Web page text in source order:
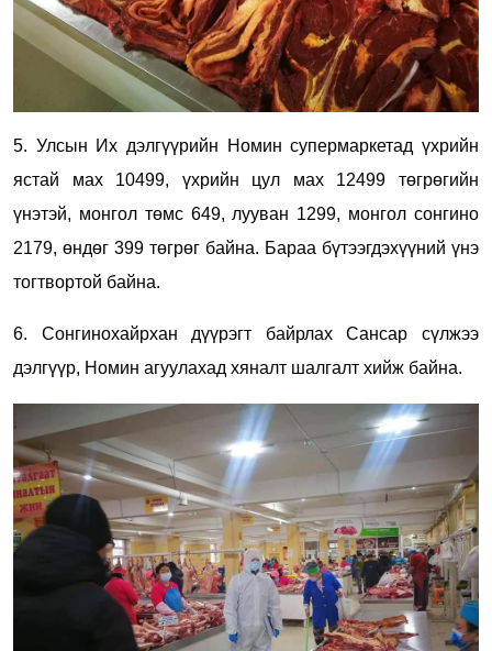
5. Улсын Их дэлгүүрийн Номин супермаркетад үхрийн
ястай мах 10499, үхрийн цул мах 12499 төгрөгийн
үнэтэй, монгол төмс 649, лууван 1299, монгол сонгино
2179, өндөг 399 төгрөг байна. Бараа бүтээгдэхүүний үнэ
тогтвортой байна.
6. Сонгинохайрхан дүүрэгт байрлах Сансар сүлжээ
дэлгүүр, Номин агуулахад хяналт шалгалт хийж байна.